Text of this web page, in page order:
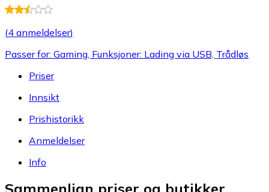
(4 anmeldelser)
Passer for: Gaming, Funksjoner: Lading via USB, Trådløs
Priser
Innsikt
Prishistorikk
Anmeldelser
Info